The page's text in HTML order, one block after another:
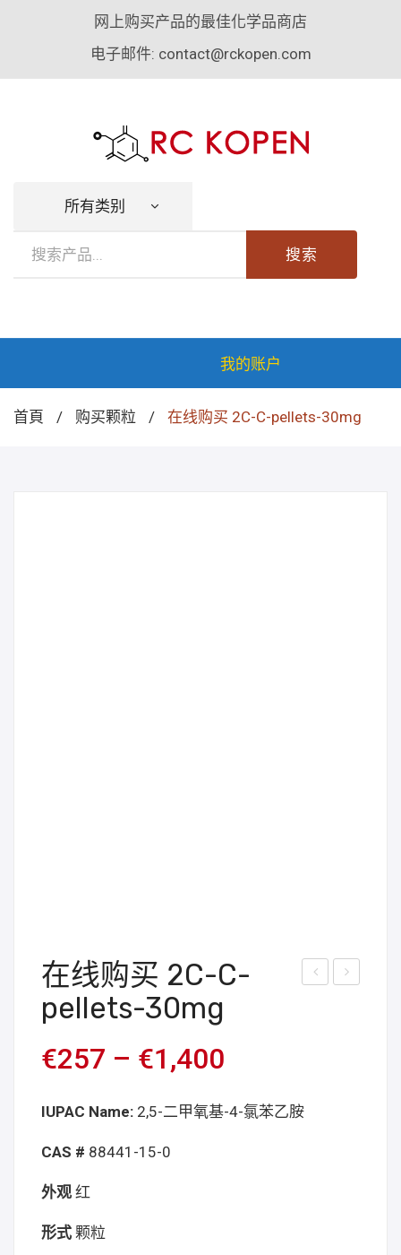
网上购买产品的最佳化学品商店
电子邮件: contact@rckopen.com
所有类别
搜索
我的账户
首頁 / 购买颗粒 / 在线购买 2C-C-pellets-30mg
在线购买 2C-C-
pellets-30mg
€257 – €1,400
IUPAC Name: 2,5-二甲氧基-4-氯苯乙胺
CAS # 88441-15-0
外观 红
形式 颗粒